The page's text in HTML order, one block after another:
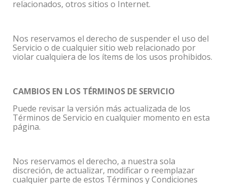
relacionados, otros sitios o Internet.
Nos reservamos el derecho de suspender el uso del
Servicio o de cualquier sitio web relacionado por
violar cualquiera de los ítems de los usos prohibidos.
CAMBIOS EN LOS TÉRMINOS DE SERVICIO
Puede revisar la versión más actualizada de los
Términos de Servicio en cualquier momento en esta
página.
Nos reservamos el derecho, a nuestra sola
discreción, de actualizar, modificar o reemplazar
cualquier parte de estos Términos y Condiciones